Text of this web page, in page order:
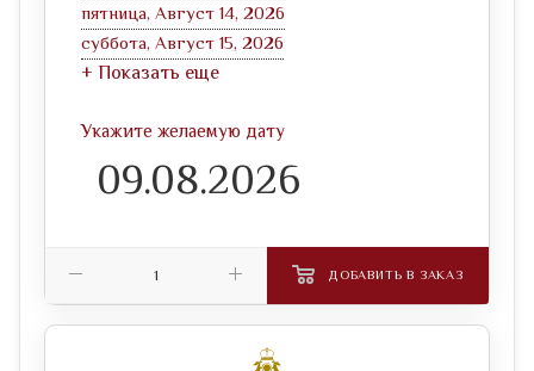
пятница, Август 14, 2026
суббота, Август 15, 2026
+ Показать еще
Укажите желаемую дату
ДОБАВИТЬ В ЗАКАЗ